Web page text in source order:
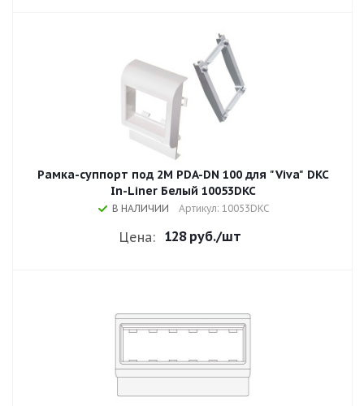
Рамка-суппорт под 2М PDA-DN 100 для "Viva" DKC
In-Liner Белый 10053DKC
В НАЛИЧИИ Артикул: 10053DKC
Цена: 128 руб./шт